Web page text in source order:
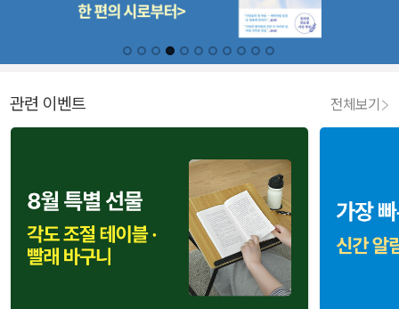
관련 이벤트 전체보기